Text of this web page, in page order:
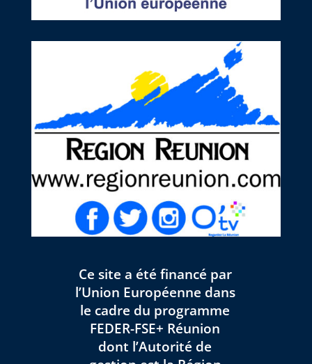
Ce site a été financé par
l’Union Européenne dans
le cadre du programme
FEDER-FSE+ Réunion
dont l’Autorité de